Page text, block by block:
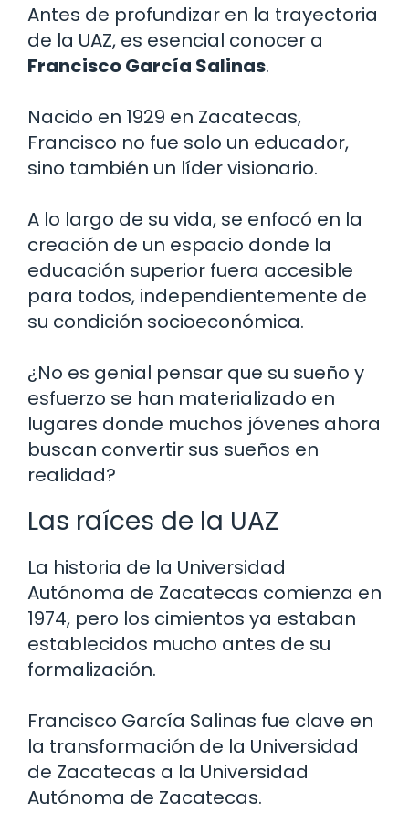
Antes de profundizar en la trayectoria
de la UAZ, es esencial conocer a
Francisco García Salinas.
Nacido en 1929 en Zacatecas,
Francisco no fue solo un educador,
sino también un líder visionario.
A lo largo de su vida, se enfocó en la
creación de un espacio donde la
educación superior fuera accesible
para todos, independientemente de
su condición socioeconómica.
¿No es genial pensar que su sueño y
esfuerzo se han materializado en
lugares donde muchos jóvenes ahora
buscan convertir sus sueños en
realidad?
Las raíces de la UAZ
La historia de la Universidad
Autónoma de Zacatecas comienza en
1974, pero los cimientos ya estaban
establecidos mucho antes de su
formalización.
Francisco García Salinas fue clave en
la transformación de la Universidad
de Zacatecas a la Universidad
Autónoma de Zacatecas.